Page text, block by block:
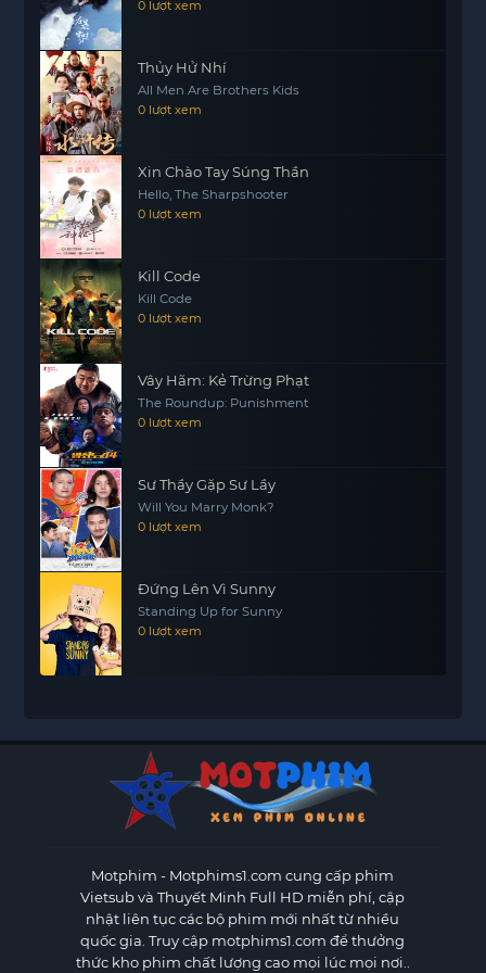
và cứu sống bà cụ? Hay cô sẽ trở thành nạn nhân
tiếp theo trong
nhẫn? “Who Could Kill a Sweet Old Lady” là một
câu chuyện hấp dẫn về lòng trung thành, sự dũng
cảm và những bí mật ẩn giấu dưới lớp vỏ bên
ngoài của cuộc sống giàu có.
0 lượt xem
Thủy Hử Nhí
All Men Are Brothers Kids
0 lượt xem
Xin Chào Tay Súng Thần
Hello, The Sharpshooter
0 lượt xem
Kill Code
Kill Code
0 lượt xem
Vây Hãm: Kẻ Trừng Phạt
The Roundup: Punishment
0 lượt xem
Sư Thầy Gặp Sư Lầy
Will You Marry Monk?
0 lượt xem
Đứng Lên Vì Sunny
Standing Up for Sunny
0 lượt xem
Motphim - Motphims1.com cung cấp phim
Vietsub và Thuyết Minh Full HD miễn phí, cập
nhật liên tục các bộ phim mới nhất từ nhiều
quốc gia. Truy cập motphims1.com để thưởng
thức kho phim chất lượng cao mọi lúc mọi nơi..